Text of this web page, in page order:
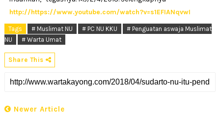
http://https://www.youtube.com/watch?v=s1EFIANqvwI
Tags # Muslimat NU # PC NU KKU
# Penguatan aswaja Muslimat
NU
# Warta Umat
Share This
Newer Article